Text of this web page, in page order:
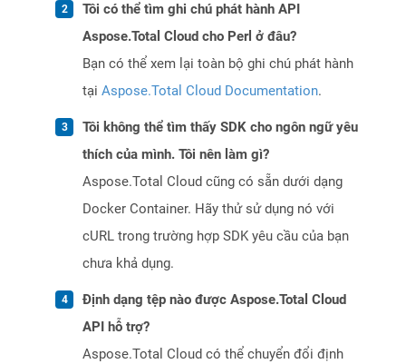
Tôi có thể tìm ghi chú phát hành API
Aspose.Total Cloud cho Perl ở đâu?
Bạn có thể xem lại toàn bộ ghi chú phát hành
tại Aspose.Total Cloud Documentation.
Tôi không thể tìm thấy SDK cho ngôn ngữ yêu
thích của mình. Tôi nên làm gì?
Aspose.Total Cloud cũng có sẵn dưới dạng
Docker Container. Hãy thử sử dụng nó với
cURL trong trường hợp SDK yêu cầu của bạn
chưa khả dụng.
Định dạng tệp nào được Aspose.Total Cloud
API hỗ trợ?
Aspose.Total Cloud có thể chuyển đổi định